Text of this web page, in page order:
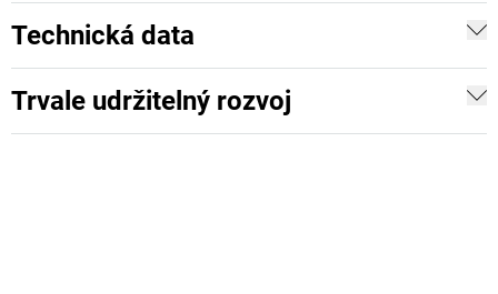
Technická data
Trvale udržitelný rozvoj